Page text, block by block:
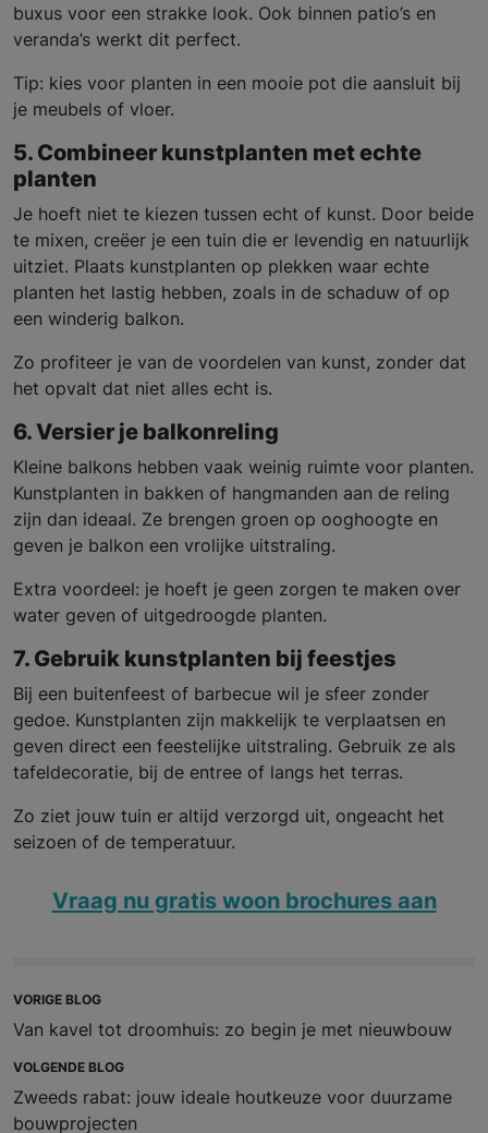
buxus voor een strakke look. Ook binnen patio’s en
veranda’s werkt dit perfect.
Tip: kies voor planten in een mooie pot die aansluit bij
je meubels of vloer.
5. Combineer kunstplanten met echte
planten
Je hoeft niet te kiezen tussen echt of kunst. Door beide
te mixen, creëer je een tuin die er levendig en natuurlijk
uitziet. Plaats kunstplanten op plekken waar echte
planten het lastig hebben, zoals in de schaduw of op
een winderig balkon.
Zo profiteer je van de voordelen van kunst, zonder dat
het opvalt dat niet alles echt is.
6. Versier je balkonreling
Kleine balkons hebben vaak weinig ruimte voor planten.
Kunstplanten in bakken of hangmanden aan de reling
zijn dan ideaal. Ze brengen groen op ooghoogte en
geven je balkon een vrolijke uitstraling.
Extra voordeel: je hoeft je geen zorgen te maken over
water geven of uitgedroogde planten.
7. Gebruik kunstplanten bij feestjes
Bij een buitenfeest of barbecue wil je sfeer zonder
gedoe. Kunstplanten zijn makkelijk te verplaatsen en
geven direct een feestelijke uitstraling. Gebruik ze als
tafeldecoratie, bij de entree of langs het terras.
Zo ziet jouw tuin er altijd verzorgd uit, ongeacht het
seizoen of de temperatuur.
Vraag nu gratis woon brochures aan
VORIGE BLOG
Van kavel tot droomhuis: zo begin je met nieuwbouw
VOLGENDE BLOG
Zweeds rabat: jouw ideale houtkeuze voor duurzame
bouwprojecten